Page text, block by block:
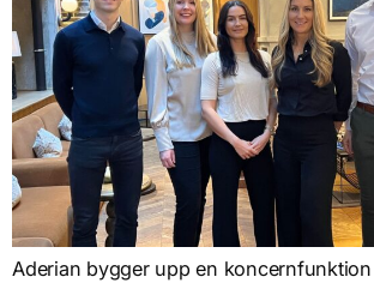
Aderian bygger upp en